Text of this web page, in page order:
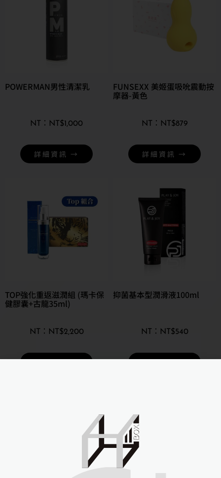
POWERMAN男性清潔乳
NT$1,000
詳細資訊 →
FUNSEXX 美姬蛋吸吮震動按
摩器-黃色
NT$879
詳細資訊 →
TOP強化重返滋潤組 (瑪卡保
健膠囊+古龍35ml)
NT$2,200
詳細資訊 →
抑菌基本型潤滑液100ml
NT$540
詳細資訊 →